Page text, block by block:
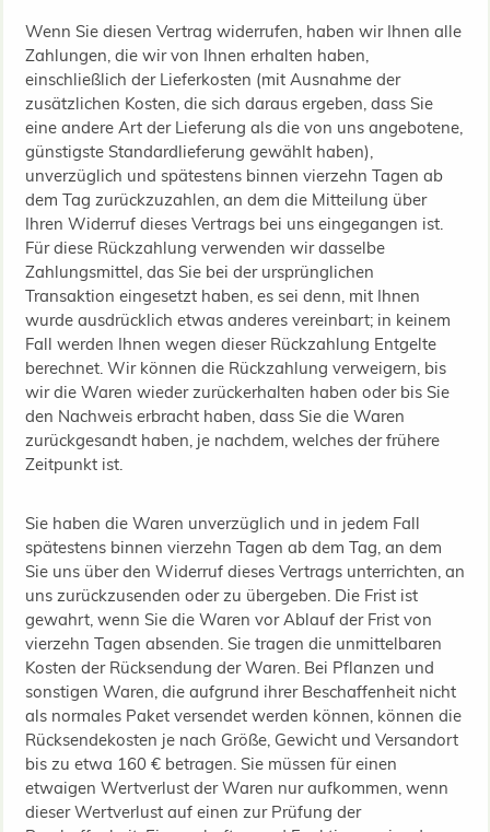
Wenn Sie diesen Vertrag widerrufen, haben wir Ihnen alle
Zahlungen, die wir von Ihnen erhalten haben,
einschließlich der Lieferkosten (mit Ausnahme der
zusätzlichen Kosten, die sich daraus ergeben, dass Sie
eine andere Art der Lieferung als die von uns angebotene,
günstigste Standardlieferung gewählt haben),
unverzüglich und spätestens binnen vierzehn Tagen ab
dem Tag zurückzuzahlen, an dem die Mitteilung über
Ihren Widerruf dieses Vertrags bei uns eingegangen ist.
Für diese Rückzahlung verwenden wir dasselbe
Zahlungsmittel, das Sie bei der ursprünglichen
Transaktion eingesetzt haben, es sei denn, mit Ihnen
wurde ausdrücklich etwas anderes vereinbart; in keinem
Fall werden Ihnen wegen dieser Rückzahlung Entgelte
berechnet. Wir können die Rückzahlung verweigern, bis
wir die Waren wieder zurückerhalten haben oder bis Sie
den Nachweis erbracht haben, dass Sie die Waren
zurückgesandt haben, je nachdem, welches der frühere
Zeitpunkt ist.
Sie haben die Waren unverzüglich und in jedem Fall
spätestens binnen vierzehn Tagen ab dem Tag, an dem
Sie uns über den Widerruf dieses Vertrags unterrichten, an
uns zurückzusenden oder zu übergeben. Die Frist ist
gewahrt, wenn Sie die Waren vor Ablauf der Frist von
vierzehn Tagen absenden. Sie tragen die unmittelbaren
Kosten der Rücksendung der Waren. Bei Pflanzen und
sonstigen Waren, die aufgrund ihrer Beschaffenheit nicht
als normales Paket versendet werden können, können die
Rücksendekosten je nach Größe, Gewicht und Versandort
bis zu etwa 160 € betragen. Sie müssen für einen
etwaigen Wertverlust der Waren nur aufkommen, wenn
dieser Wertverlust auf einen zur Prüfung der